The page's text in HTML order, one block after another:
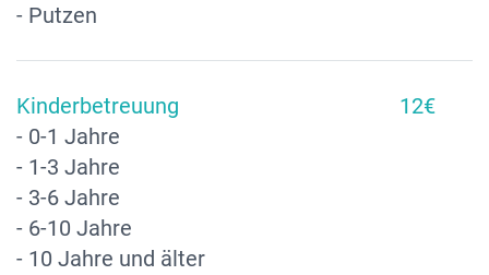
- Putzen
Kinderbetreuung
- 0-1 Jahre
- 1-3 Jahre
- 3-6 Jahre
- 6-10 Jahre
- 10 Jahre und älter
12€